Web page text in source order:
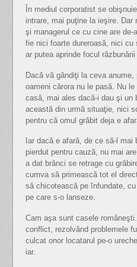
În mediul corporatist se
intrare, mai puţine la ieşire. Dar
şi managerul ce cu cine are
fie nici foarte dureroasă, nici
ar putea aprinde focul
Dacă vă gândiţi la ceva
oameni cărora nu le pasă. Nu
casă, mai ales dacă-i dau şi un
această din urmă situaţie, nici
pentru că omul grăbit deja e
Iar dacă e afară, de ce să-l
pierdut pentru cauză, nu mai
a dat brânci se retrage cu
cumva să primească tot el
să chicotească pe înfundate,
pe care s-o lanseze.
Cam aşa sunt casele
conflict, rezolvând problemele
culcat onor locatarul pe-o
iar.